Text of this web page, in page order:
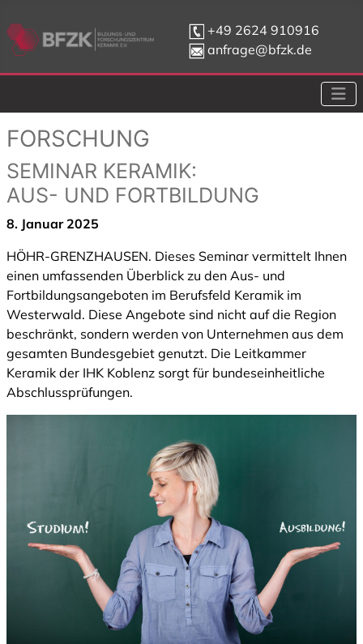
+49 2624 910916
anfrage@bfzk.de
FORSCHUNG
SEMINAR KERAMIK:
AUS- UND FORTBILDUNG
8. Januar 2025
HÖHR-GRENZHAUSEN. Dieses Seminar vermittelt Ihnen
einen umfassenden Überblick zu den Aus- und
Fortbildungsangeboten im Berufsfeld Keramik im
Westerwald. Diese Angebote sind nicht auf die Region
beschränkt, sondern werden von Unternehmen aus dem
gesamten Bundesgebiet genutzt. Die Leitkammer
Keramik der IHK Koblenz sorgt für bundeseinheitliche
Abschlussprüfungen.